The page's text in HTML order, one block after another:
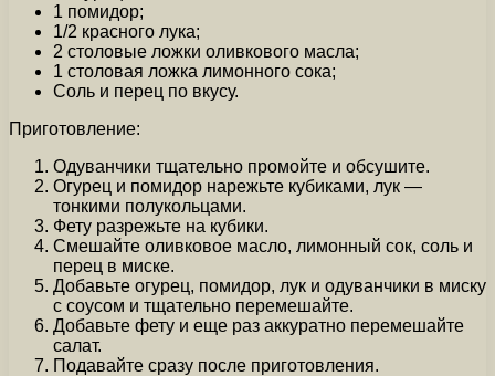
1 помидор;
1/2 красного лука;
2 столовые ложки оливкового масла;
1 столовая ложка лимонного сока;
Соль и перец по вкусу.
Приготовление:
Одуванчики тщательно промойте и обсушите.
Огурец и помидор нарежьте кубиками, лук —
тонкими полукольцами.
Фету разрежьте на кубики.
Смешайте оливковое масло, лимонный сок, соль и
перец в миске.
Добавьте огурец, помидор, лук и одуванчики в миску
с соусом и тщательно перемешайте.
Добавьте фету и еще раз аккуратно перемешайте
салат.
Подавайте сразу после приготовления.